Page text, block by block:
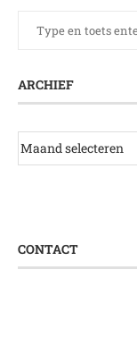
ARCHIEF
CONTACT